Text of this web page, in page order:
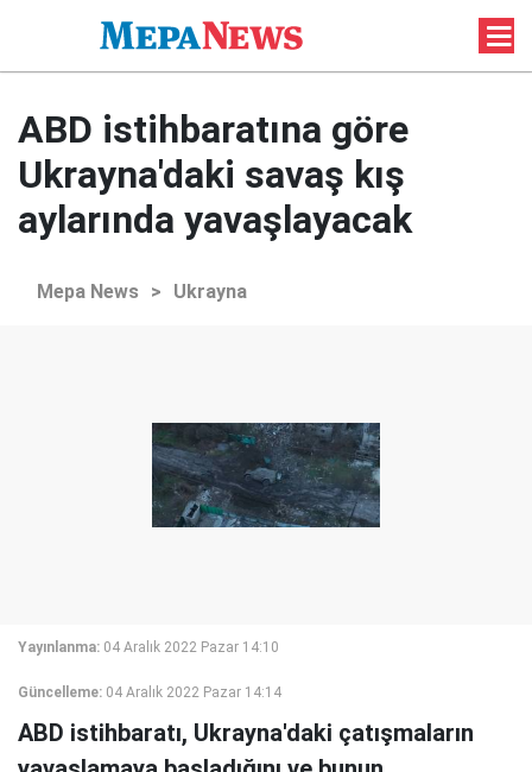
ABD istihbaratına göre
Ukrayna'daki savaş kış
aylarında yavaşlayacak
Mepa News > Ukrayna
Yayınlanma: 04 Aralık 2022 Pazar 14:10
Güncelleme: 04 Aralık 2022 Pazar 14:14
ABD istihbaratı, Ukrayna'daki çatışmaların